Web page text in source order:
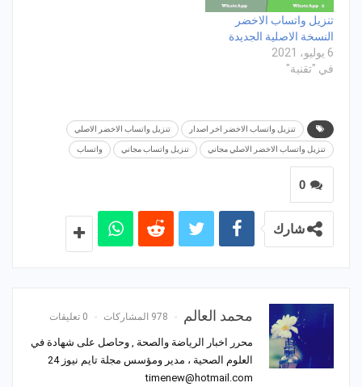
تنزيل واتساب الاخضر
النسخة الاصلية الجديدة
6 يوليو، 2021
في "تقنية"
تنزيل واتساب الاخضر اخر اصدار تنزيل واتساب الاخضر الاصلي
تنزيل واتساب الاخضر الاصلي مجاني تنزيل واتساب مجاني واتساب
0
شارك
محمد العالم 978 المشاركات 0 تعليقات
محرر اخبار الرياضة والصحة , وحاصل على شهادة في
العلوم الصحية ، مدير ومؤسس مجلة تايم نيوز 24
timenew@hotmail.com